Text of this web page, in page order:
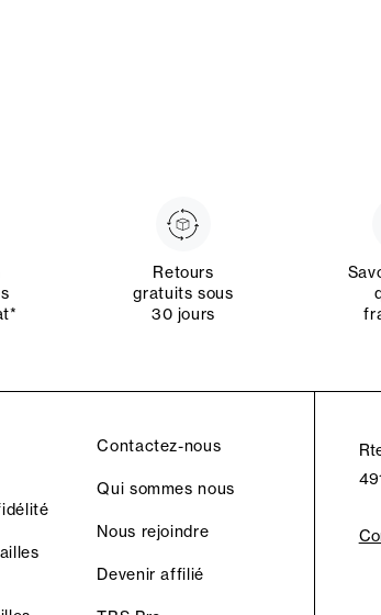
Retours
gratuits sous
30 jours
Contactez-nous
Qui sommes nous
Nous rejoindre
Devenir affilié